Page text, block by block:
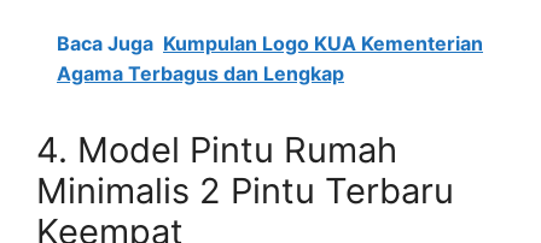
Baca Juga Kumpulan Logo KUA Kementerian
Agama Terbagus dan Lengkap
4. Model Pintu Rumah
Minimalis 2 Pintu Terbaru
Keempat